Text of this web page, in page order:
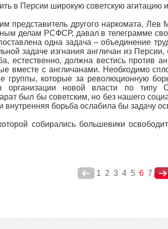
в Персии широкую советскую агитацию
представитель другого наркомата, Лев
делам РСФСР, давал в телеграмме
одна задача – объединение
задаче изгнания англичан из
естественно, должна вестись против
вместе с англичанами. Необходимо
группы, которые за революционную
новой власти по типу
был бы советским, но без нашего
внутренняя борьба ослабила бы задачу
собирались большевики
1 2 3 4 5 6 7